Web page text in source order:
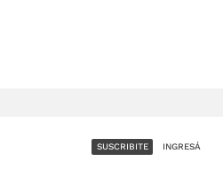
SUSCRIBITE INGRESÁ